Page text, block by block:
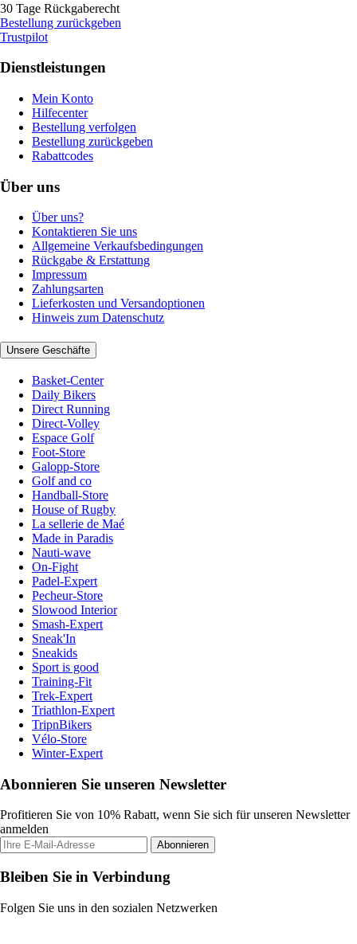
30 Tage Rückgaberecht
Bestellung zurückgeben
Trustpilot
Dienstleistungen
Mein Konto
Hilfecenter
Bestellung verfolgen
Bestellung zurückgeben
Rabattcodes
Über uns
Über uns?
Kontaktieren Sie uns
Allgemeine Verkaufsbedingungen
Rückgabe & Erstattung
Impressum
Zahlungsarten
Lieferkosten und Versandoptionen
Hinweis zum Datenschutz
Unsere Geschäfte
Basket-Center
Daily Bikers
Direct Running
Direct-Volley
Espace Golf
Foot-Store
Galopp-Store
Golf and co
Handball-Store
House of Rugby
La sellerie de Maé
Made in Paradis
Nauti-wave
On-Fight
Padel-Expert
Pecheur-Store
Slowood Interior
Smash-Expert
Sneak'In
Sneakids
Sport is good
Training-Fit
Trek-Expert
Triathlon-Expert
TripnBikers
Vélo-Store
Winter-Expert
Abonnieren Sie unseren Newsletter
Profitieren Sie von 10% Rabatt, wenn Sie sich für unseren Newsletter
anmelden
Abonnieren
Bleiben Sie in Verbindung
Folgen Sie uns in den sozialen Netzwerken